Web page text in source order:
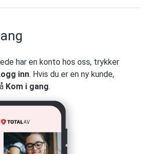
har en konto hos oss, trykker
inn. Hvis du er en ny kunde,
Kom i gang.